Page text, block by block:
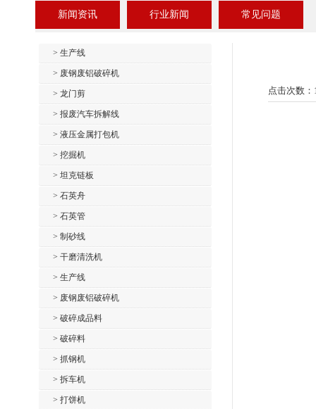
新闻资讯 行业新闻 常见问题
点击次数：
> 生产线
> 废钢废铝破碎机
> 龙门剪
> 报废汽车拆解线
> 液压金属打包机
> 挖掘机
> 坦克链板
> 石英舟
> 石英管
> 制砂线
> 干磨清洗机
> 生产线
> 废钢废铝破碎机
> 破碎成品料
> 破碎料
> 抓钢机
> 拆车机
> 打饼机